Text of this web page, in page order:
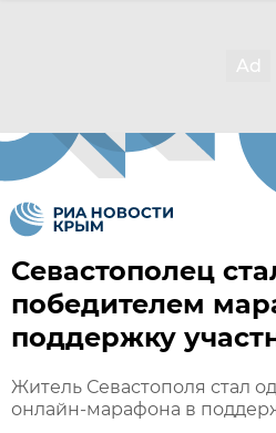
Севастополец
победителем
поддержку
Житель Севастополя стал
онлайн-марафона в